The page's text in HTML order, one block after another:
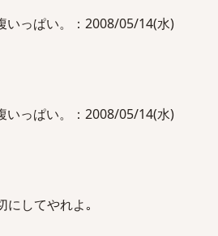
いっぱい。：2008/05/14(水)
いっぱい。：2008/05/14(水)
にしてやれよ｡